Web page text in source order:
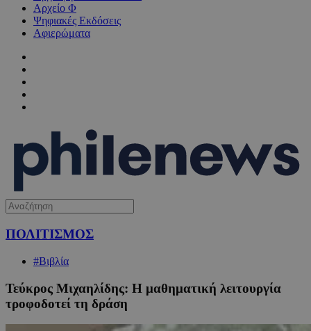
Αρχείο Φ
Ψηφιακές Εκδόσεις
Αφιερώματα
ΠΟΛΙΤΙΣΜΟΣ
#Βιβλία
Τεύκρος Μιχαηλίδης: Η μαθηματική λειτουργία
τροφοδοτεί τη δράση